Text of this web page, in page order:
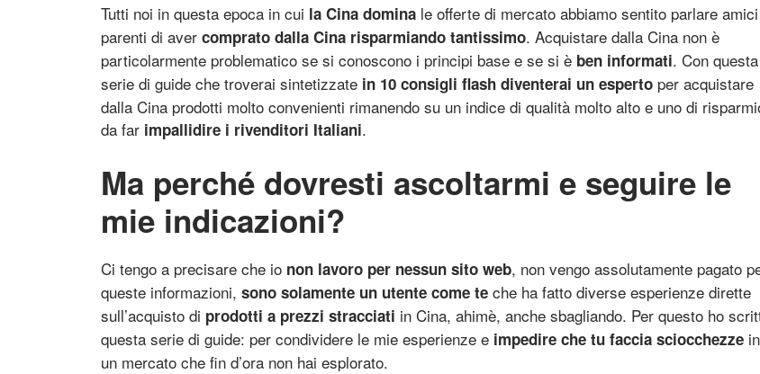
Tutti noi in questa epoca in cui la Cina domina le offerte di mercato abbiamo sentito parlare
parenti di aver comprato dalla Cina risparmiando tantissimo. Acquistare dalla Cina non è
particolarmente problematico se si conoscono i principi base e se si è ben informati. Con questa
serie di guide che troverai sintetizzate in 10 consigli flash diventerai un esperto per acquistare
dalla Cina prodotti molto convenienti rimanendo su un indice di qualità molto alto e uno di
da far impallidire i rivenditori Italiani.
Ma perché dovresti ascoltarmi e seguire le
mie indicazioni?
Ci tengo a precisare che io non lavoro per nessun sito web, non vengo assolutamente pagato
queste informazioni, sono solamente un utente come te che ha fatto diverse esperienze dirette
sull’acquisto di prodotti a prezzi stracciati in Cina, ahimè, anche sbagliando. Per questo ho
questa serie di guide: per condividere le mie esperienze e impedire che tu faccia sciocchezze in
un mercato che fin d’ora non hai esplorato.